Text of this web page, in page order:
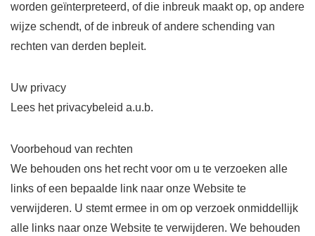
worden geïnterpreteerd, of die inbreuk maakt op, op andere
wijze schendt, of de inbreuk of andere schending van
rechten van derden bepleit.
Uw privacy
Lees het privacybeleid a.u.b.
Voorbehoud van rechten
We behouden ons het recht voor om u te verzoeken alle
links of een bepaalde link naar onze Website te
verwijderen. U stemt ermee in om op verzoek onmiddellijk
alle links naar onze Website te verwijderen. We behouden